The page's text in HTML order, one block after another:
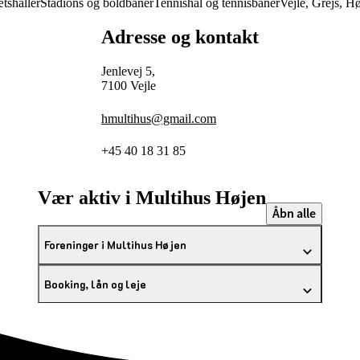
Stadions og boldbanerTennishal og tennisbanerVejle, Grejs,
Adresse og kontakt
Jenlevej 5,
7100 Vejle
hmultihus@gmail.com
+45 40 18 31 85
Vær aktiv i Multihus Højen
Åbn alle
Foreninger i Multihus Højen
Booking, lån og leje